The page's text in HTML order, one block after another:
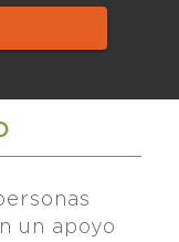
un apoyo